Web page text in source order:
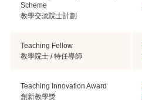
Scheme
教學交流院士計劃
Teaching Fellow
教學院士 / 特任導師
Teaching Innovation Award
創新教學獎